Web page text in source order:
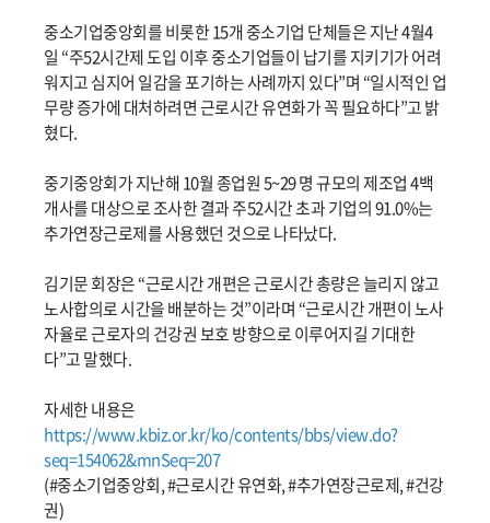
중소기업중앙회를 비롯한 15개 중소기업 단체들은 지난 4월4
일 “주52시간제 도입 이후 중소기업들이 납기를 지키기가 어려
워지고 심지어 일감을 포기하는 사례까지 있다”며 “일시적인 업
무량 증가에 대처하려면 근로시간 유연화가 꼭 필요하다”고 밝
혔다.
중기중앙회가 지난해 10월 종업원 5~29 명 규모의 제조업 4백
개사를 대상으로 조사한 결과 주52시간 초과 기업의 91.0%는
추가연장근로제를 사용했던 것으로 나타났다.
김기문 회장은 “근로시간 개편은 근로시간 총량은 늘리지 않고
노사합의로 시간을 배분하는 것”이라며 “근로시간 개편이 노사
자율로 근로자의 건강권 보호 방향으로 이루어지길 기대한
다”고 말했다.
자세한 내용은
https://www.kbiz.or.kr/ko/contents/bbs/view.do?
seq=154062&mnSeq=207
(#중소기업중앙회, #근로시간 유연화, #추가연장근로제, #건강
권)